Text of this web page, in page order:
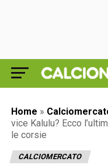
Home »
vice Kalulu? Ecco
le corsie
CALCIOMERCATO